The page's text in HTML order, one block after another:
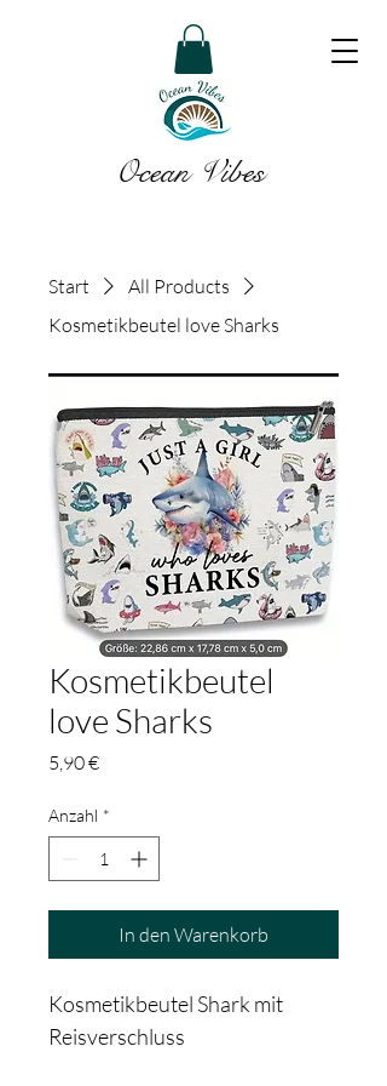
Ocean Vibes
Start
All Products
Kosmetikbeutel love Sharks
Kosmetikbeutel
love Sharks
5,90 €Preis
Anzahl *
In den Warenkorb
Kosmetikbeutel Shark mit
Reisverschluss